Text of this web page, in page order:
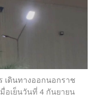
ดินทางออกนอกราช
อเย็นวันที่ 4 กันยายน